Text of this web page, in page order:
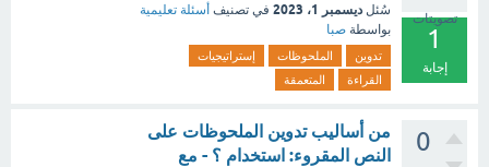
تصويتات
1
إجابة
سُئل ديسمبر 1، 2023 في تصنيف أسئلة تعليمية
بواسطة صبا
تدوين الملحوظات
إستراتيجيات
القراءة
المتعمقة
0
من أساليب تدوين الملحوظات على
النص المقروء: استخدام ؟ - مع